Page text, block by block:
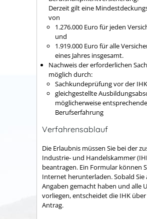
Derzeit gilteine
von
1.276.000 Euro für jeden
und
1.919.000 Euro für alle
eines Jahres insgesamt.
Nachweis der erforderlichen
möglich durch:
Sachkundeprüfung vor der
gleichgestellte
möglicherweise entsprechende
Berufserfahrung
Verfahrensablauf
Die Erlaubnis müssen Sie bei der
Industrie- und Handelskammer
beantragen. Ein Formular können
Internet herunterladen. Sobald Sie
Angaben gemacht haben und alle
vorliegen, entscheidet die IHK
Antrag.